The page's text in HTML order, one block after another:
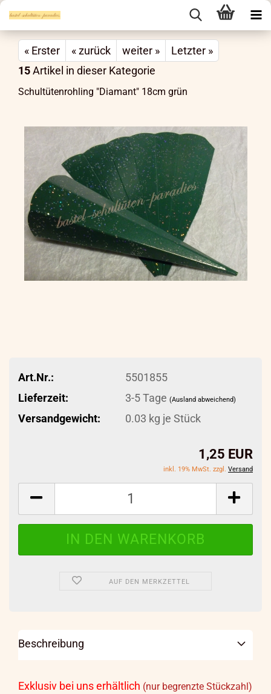
« Erster « zurück weiter »
Letzter »
15Artikel in dieser Kategorie
Schultütenrohling "Diamant" 18cm grün
Art.Nr.:
5501855
Lieferzeit:
3-5 Tage (Ausland abweichend)
Versandgewicht: 0.03 kg je Stück
1,25 EUR
inkl. 19% MwSt. zzgl. Versand
AUF DEN MERKZETTEL
Beschreibung
Exklusiv bei uns erhältlich (nur begrenzte Stückzahl)